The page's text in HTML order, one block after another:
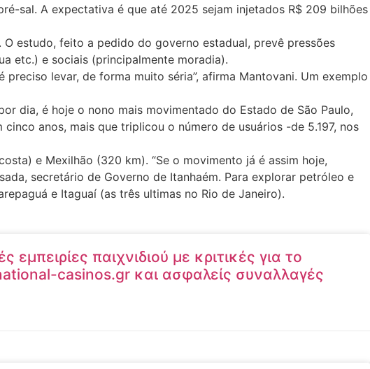
sal. A expectativa é que até 2025 sejam injetados R$ 209 bilhões
estudo, feito a pedido do governo estadual, prevê pressões
etc.) e sociais (principalmente moradia).
levar, de forma muito séria”, afirma Mantovani. Um exemplo
dia, é hoje o nono mais movimentado do Estado de São Paulo,
anos, mais que triplicou o número de usuários -de 5.197, nos
e Mexilhão (320 km). “Se o movimento já é assim hoje,
secretário de Governo de Itanhaém. Para explorar petróleo e
e Itaguaí (as três ultimas no Rio de Janeiro).
εμπειρίες παιχνιδιού με κριτικές για το
casinos.gr και ασφαλείς συναλλαγές